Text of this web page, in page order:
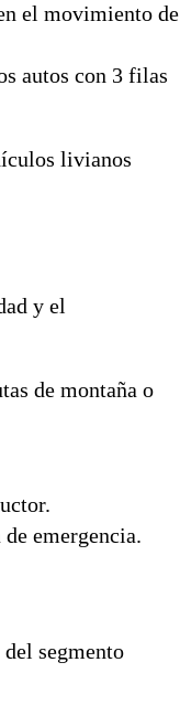
el movimiento de
autos con 3 filas
livianos
y el
de montaña o
emergencia.
segmento